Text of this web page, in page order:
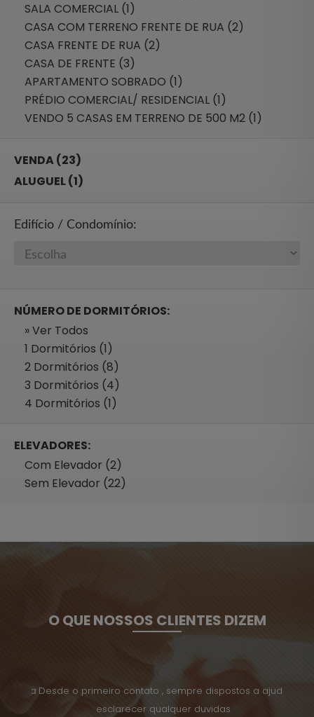
SALA COMERCIAL (1)
CASA COM TERRENO FRENTE DE RUA (2)
CASA FRENTE DE RUA (2)
CASA DE FRENTE (3)
APARTAMENTO SOBRADO (1)
PRÉDIO COMERCIAL/ RESIDENCIAL (1)
VENDO 5 CASAS EM TERRENO DE 500 M2 (1)
VENDA (23)
ALUGUEL (1)
Edifício / Condomínio:
NÚMERO DE DORMITÓRIOS:
» Ver Todos
1 Dormitórios (1)
2 Dormitórios (8)
3 Dormitórios (4)
4 Dormitórios (1)
ELEVADORES:
Com Elevador (2)
Sem Elevador (22)
O QUE NOSSOS CLIENTES DIZEM
Desde o primeiro contato , sempre dispostos a ajuda
esclarecer qualquer duvidas